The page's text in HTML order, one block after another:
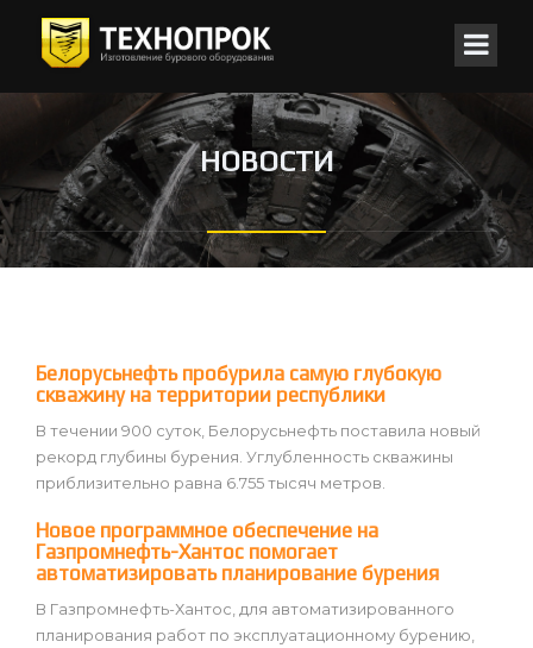
НОВОСТИ
Белорусьнефть пробурила самую глубокую
скважину на территории республики
В течении 900 суток, Белорусьнефть поставила новый
рекорд глубины бурения. Углубленность скважины
приблизительно равна 6.755 тысяч метров.
Новое программное обеспечение на
Газпромнефть-Хантос помогает
автоматизировать планирование бурения
В Газпромнефть-Хантос, для автоматизированного
планирования работ по эксплуатационному бурению,